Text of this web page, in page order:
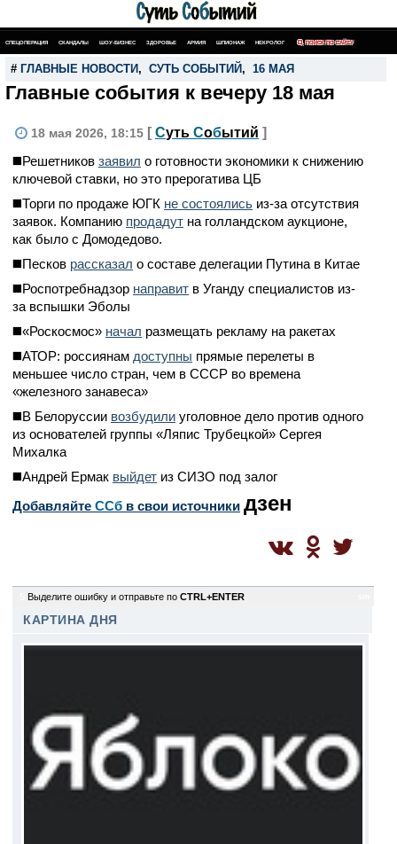
СПЕЦОПЕРАЦИЯ СКАНДАЛЫ ШОУ-БИЗНЕС ЗДОРОВЬЕ АРМИЯ ШПИОНАЖ НЕКРОЛОГ ПОИСК ПО САЙТУ
# ГЛАВНЫЕ НОВОСТИ , СУТЬ СОБЫТИЙ , 16 МАЯ
Главные события к вечеру 18 мая
18 мая 2026, 18:15 [ Суть Событий ]
◼️Решетников заявил о готовности экономики к снижению
ключевой ставки, но это прерогатива ЦБ
◼️Торги по продаже ЮГК не состоялись из-за отсутствия
заявок. Компанию продадут на голландском аукционе,
как было с Домодедово.
◼️Песков рассказал о составе делегации Путина в Китае
◼️Роспотребнадзор направит в Уганду специалистов из-
за вспышки Эболы
◼️«Роскосмос» начал размещать рекламу на ракетах
◼️АТОР: россиянам доступны прямые перелеты в
меньшее число стран, чем в СССР во времена
«железного занавеса»
◼️В Белоруссии возбудили уголовное дело против одного
из основателей группы «Ляпис Трубецкой» Сергея
Михалка
◼️Андрей Ермак выйдет из СИЗО под залог
Добавляйте CСб в свои источники дзен
Выделите ошибку и отправьте по CTRL+ENTER
КАРТИНА ДНЯ